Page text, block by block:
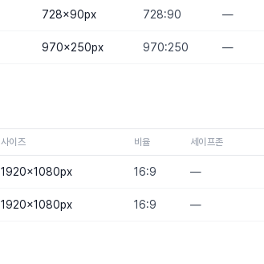
728×90px 728:90 —
970×250px 970:250 —
사이즈 비율 세이프존
1920×1080px 16:9 —
1920×1080px 16:9 —